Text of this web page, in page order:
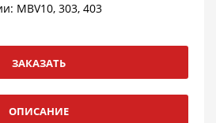
МBV10, 303, 403
ЗАКАЗАТЬ
ОПИСАНИЕ